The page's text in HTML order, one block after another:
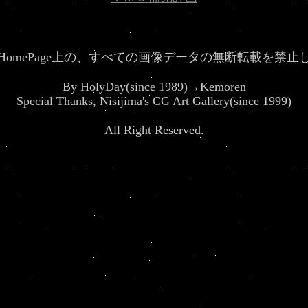
上の、すべての画像データの無断転載を禁
By HolyDay(since 1989)→Kemoren
Special Thanks, Nisijima's CG Art Gallery(since 1999)
All Right Reserved.